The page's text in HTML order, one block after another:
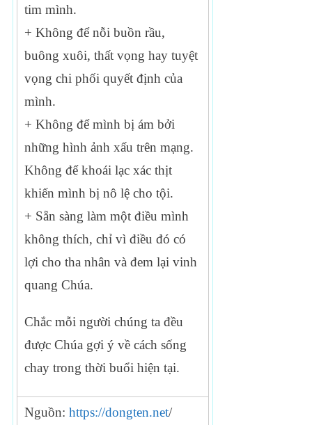
tim mình.
+ Không để nỗi buồn rầu,
buông xuôi, thất vọng hay tuyệt
vọng chi phối quyết định của
mình.
+ Không để mình bị ám bởi
những hình ảnh xấu trên mạng.
Không để khoái lạc xác thịt
khiến mình bị nô lệ cho tội.
+ Sẵn sàng làm một điều mình
không thích, chỉ vì điều đó có
lợi cho tha nhân và đem lại vinh
quang Chúa.
Chắc mỗi người chúng ta đều
được Chúa gợi ý về cách sống
chay trong thời buổi hiện tại.
Nguồn: https://dongten.net/